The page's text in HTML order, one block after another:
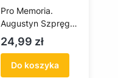
Pro Memoria.
Augustyn Szpręga
(1896-1949)
Cena
24,99 zł
Do koszyka